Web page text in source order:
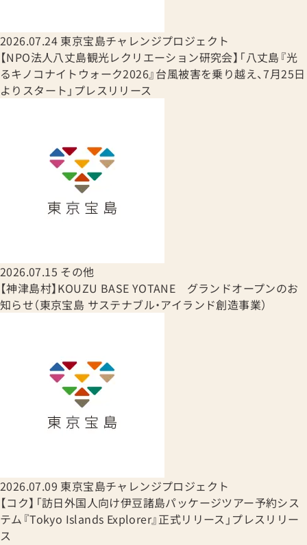
2026.07.24 東京宝島チャレンジプロジェクト
【NPO法人八丈島観光レクリエーション研究会】「八丈島『光
るキノコナイトウォーク2026』台風被害を乗り越え、7月25日
よりスタート」プレスリリース
2026.07.15 その他
【神津島村】KOUZU BASE YOTANE グランドオープンのお
知らせ（東京宝島 サステナブル・アイランド創造事業）
2026.07.09 東京宝島チャレンジプロジェクト
【コク】「訪日外国人向け伊豆諸島パッケージツアー予約シス
テム『Tokyo Islands Explorer』正式リリース」プレスリリー
ス